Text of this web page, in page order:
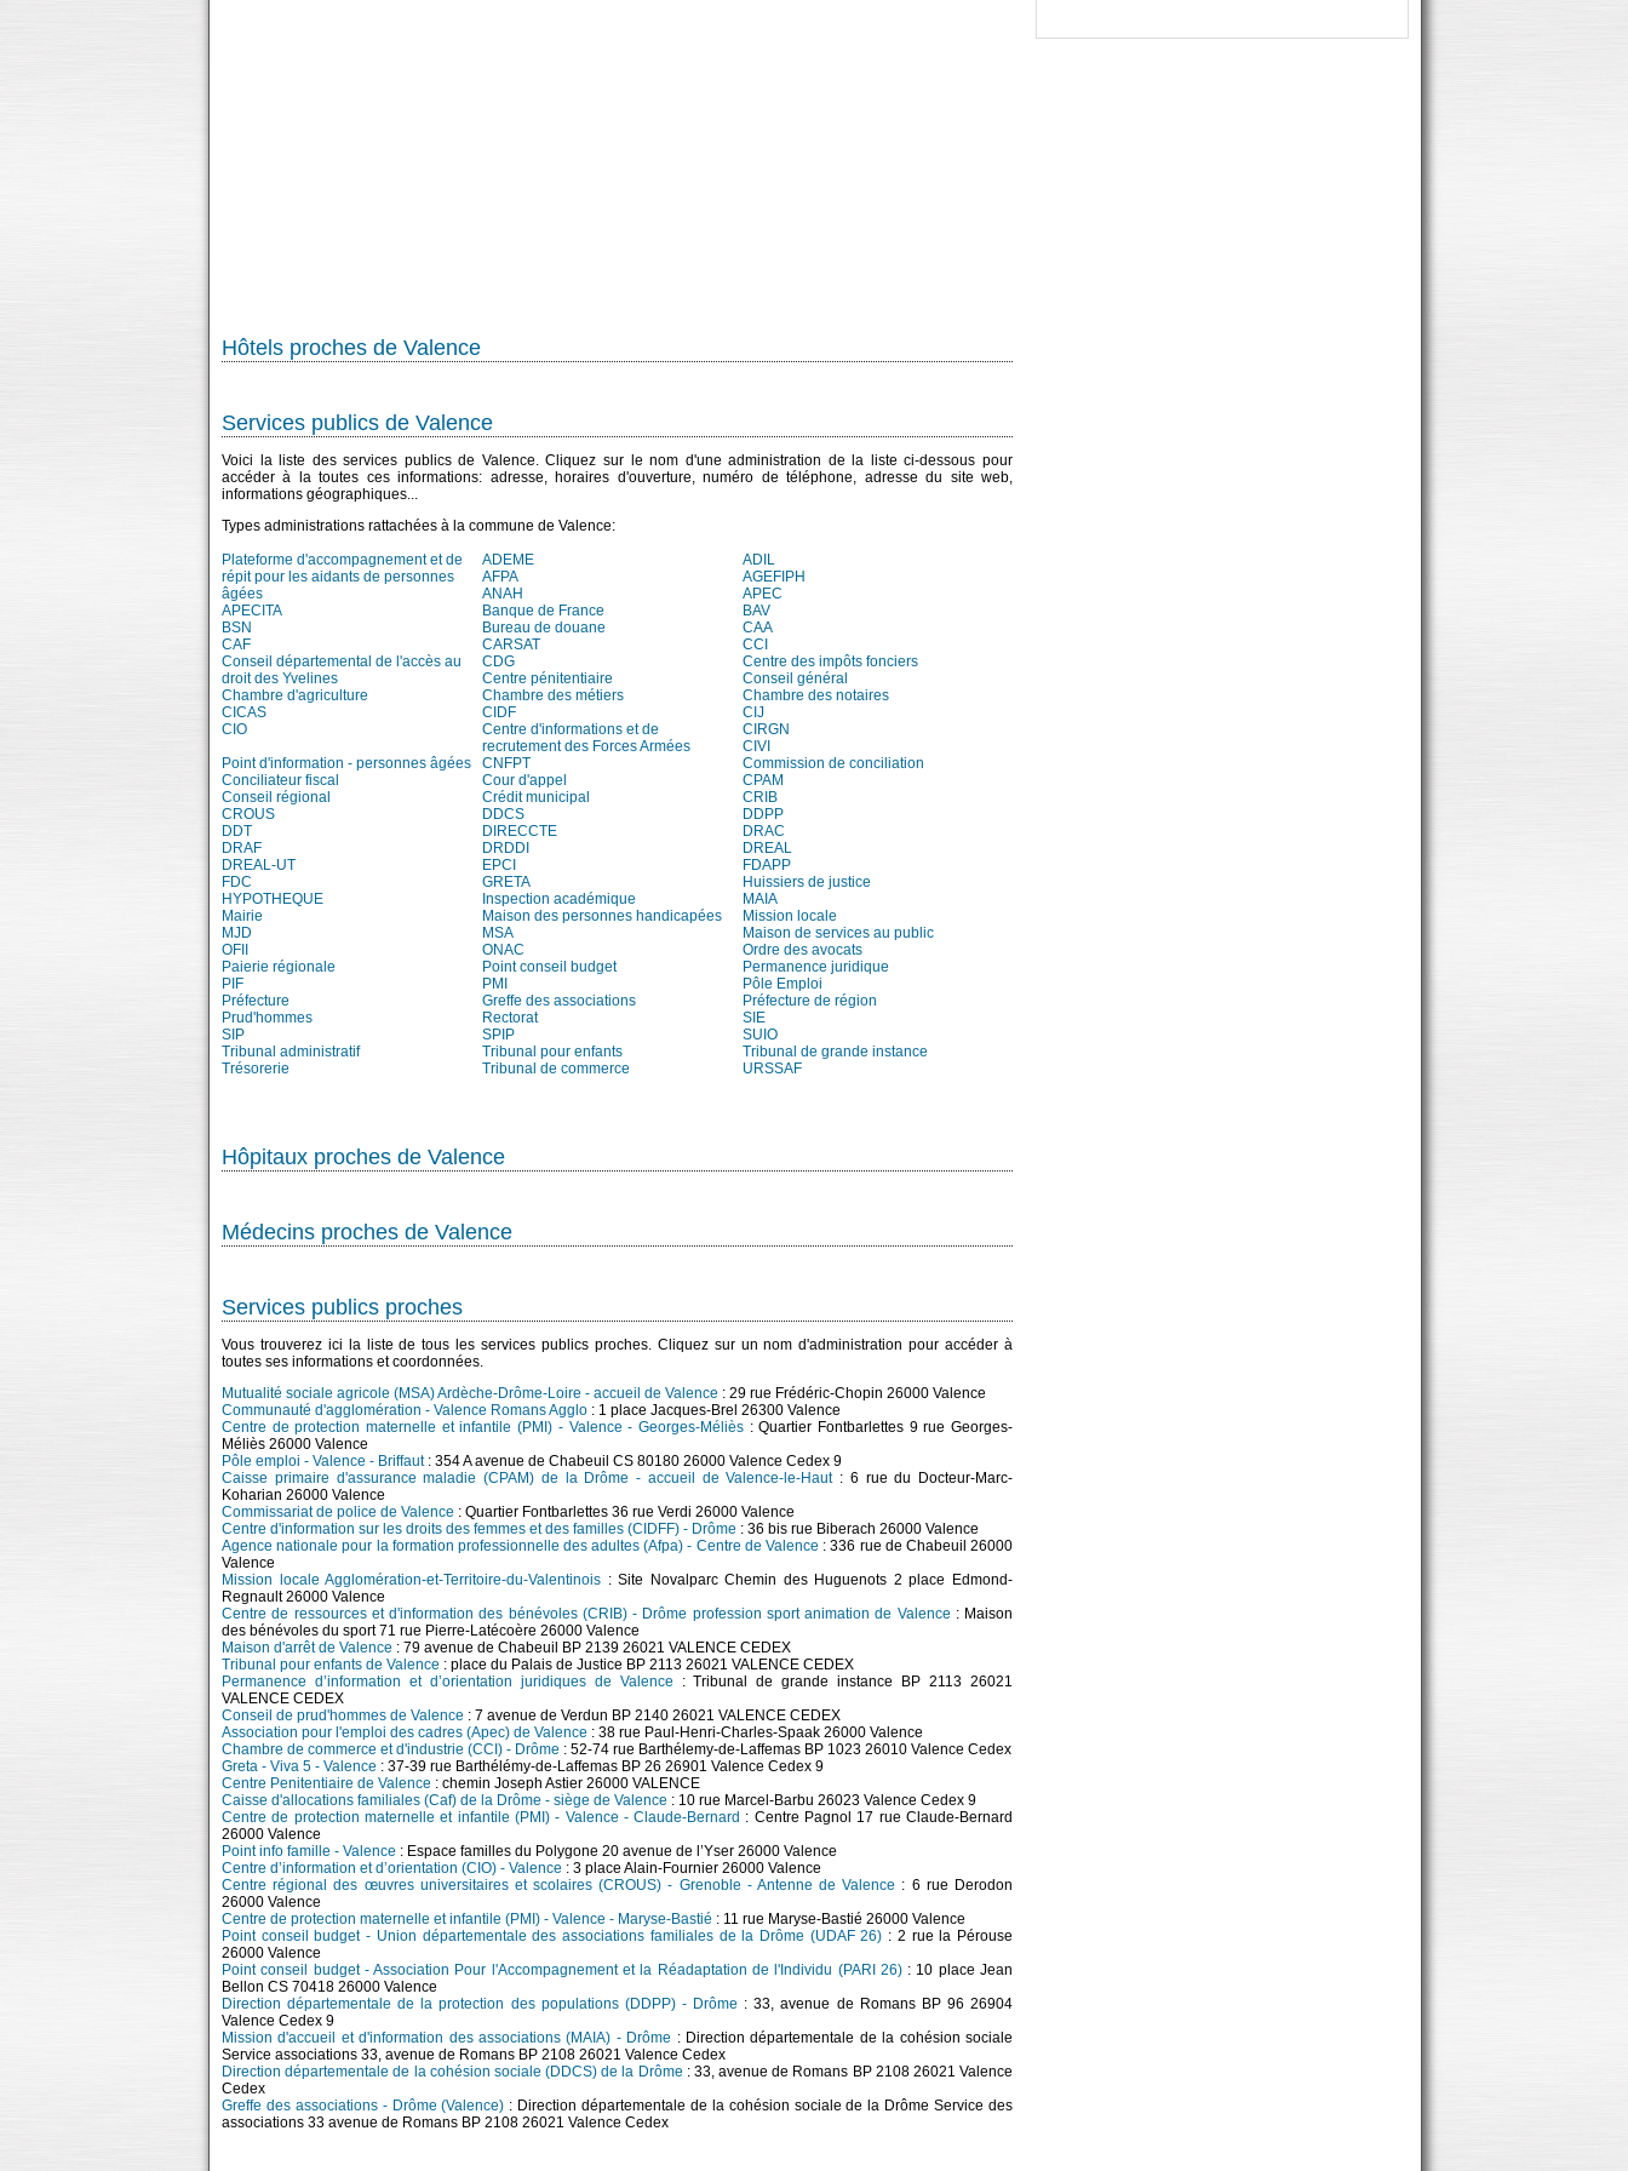
Hôtels proches de Valence
Services publics de Valence
Voici la liste des services publics de Valence. Cliquez sur le nom d'une administration de la liste ci-dessous pour
accéder à la toutes ces informations: adresse, horaires d'ouverture, numéro de téléphone, adresse du site web,
informations géographiques...
Types administrations rattachées à la commune de Valence:
Plateforme d'accompagnement et de
répit pour les aidants de personnes
âgées
ADEME
ADIL
AFPA
AGEFIPH
ANAH
APEC
APECITA
Banque de France
BAV
BSN
Bureau de douane
CAA
CAF
CARSAT
CCI
Conseil départemental de l'accès au
droit des Yvelines
CDG
Centre des impôts fonciers
Centre pénitentiaire
Conseil général
Chambre d'agriculture
Chambre des métiers
Chambre des notaires
CICAS
CIDF
CIJ
CIO
Centre d'informations et de
recrutement des Forces Armées
CIRGN
CIVI
Point d'information - personnes âgées
CNFPT
Commission de conciliation
Conciliateur fiscal
Cour d'appel
CPAM
Conseil régional
Crédit municipal
CRIB
CROUS
DDCS
DDPP
DDT
DIRECCTE
DRAC
DRAF
DRDDI
DREAL
DREAL-UT
EPCI
FDAPP
FDC
GRETA
Huissiers de justice
HYPOTHEQUE
Inspection académique
MAIA
Mairie
Maison des personnes handicapées
Mission locale
MJD
MSA
Maison de services au public
OFII
ONAC
Ordre des avocats
Paierie régionale
Point conseil budget
Permanence juridique
PIF
PMI
Pôle Emploi
Préfecture
Greffe des associations
Préfecture de région
Prud'hommes
Rectorat
SIE
SIP
SPIP
SUIO
Tribunal administratif
Tribunal pour enfants
Tribunal de grande instance
Trésorerie
Tribunal de commerce URSSAF
Hôpitaux proches de Valence
Médecins proches de Valence
Services publics proches
Vous trouverez ici la liste de tous les services publics proches. Cliquez sur un nom d'administration pour accéder à
toutes ses informations et coordonnées.
Mutualité sociale agricole (MSA) Ardèche-Drôme-Loire - accueil de Valence : 29 rue Frédéric-Chopin 26000 Valence
Communauté d'agglomération - Valence Romans Agglo : 1 place Jacques-Brel 26300 Valence
Centre de protection maternelle et infantile (PMI) - Valence - Georges-Méliès: Quartier Fontbarlettes 9 rue Georges-
Méliès 26000 Valence
Pôle emploi - Valence - Briffaut: 354 A avenue de Chabeuil CS 80180 26000 Valence Cedex 9
Caisse primaire d'assurance maladie (CPAM) de la Drôme - accueil de Valence-le-Haut: 6 rue du Docteur-Marc-
Koharian 26000 Valence
Commissariat de police de Valence : Quartier Fontbarlettes 36 rue Verdi 26000 Valence
Centre d'information sur les droits des femmes et des familles (CIDFF) - Drôme : 36 bis rue Biberach 26000 Valence
Agence nationale pour la formation professionnelle des adultes (Afpa) - Centre de Valence : 336 rue de Chabeuil 26000
Valence
Mission locale Agglomération-et-Territoire-du-Valentinois : Site Novalparc Chemin des Huguenots 2 place Edmond-
Regnault 26000 Valence
Centre de ressources et d'information des bénévoles (CRIB) - Drôme profession sport animation de Valence : Maison
des bénévoles du sport 71 rue Pierre-Latécoère 26000 Valence
Maison d'arrêt de Valence : 79 avenue de Chabeuil BP 2139 26021 VALENCE CEDEX
Tribunal pour enfants de Valence : place du Palais de Justice BP 2113 26021 VALENCE CEDEX
Permanence d’information et d’orientation juridiques de Valence : Tribunal de grande instance BP 2113 26021
VALENCE CEDEX
Conseil de prud'hommes de Valence : 7 avenue de Verdun BP 2140 26021 VALENCE CEDEX
Association pour l'emploi des cadres (Apec) de Valence : 38 rue Paul-Henri-Charles-Spaak 26000 Valence
Chambre de commerce et d'industrie (CCI) - Drôme : 52-74 rue Barthélemy-de-Laffemas BP 1023 26010 Valence Cedex
Greta - Viva 5 - Valence : 37-39 rue Barthélémy-de-Laffemas BP 26 26901 Valence Cedex 9
Centre Penitentiaire de Valence : chemin Joseph Astier 26000 VALENCE
Caisse d'allocations familiales (Caf) de la Drôme - siège de Valence : 10 rue Marcel-Barbu 26023 Valence Cedex 9
Centre de protection maternelle et infantile (PMI) - Valence - Claude-Bernard : Centre Pagnol 17 rue Claude-Bernard
26000 Valence
Point info famille - Valence : Espace familles du Polygone 20 avenue de l’Yser 26000 Valence
Centre d’information et d’orientation (CIO) - Valence : 3 place Alain-Fournier 26000 Valence
Centre régional des œuvres universitaires et scolaires (CROUS) - Grenoble - Antenne de Valence : 6 rue Derodon
26000 Valence
Centre de protection maternelle et infantile (PMI) - Valence - Maryse-Bastié : 11 rue Maryse-Bastié 26000 Valence
Point conseil budget - Union départementale des associations familiales de la Drôme (UDAF 26) : 2 rue la Pérouse
26000 Valence
Point conseil budget - Association Pour l'Accompagnement et la Réadaptation de l'Individu (PARI 26): 10 place Jean
Bellon CS 70418 26000 Valence
Direction départementale de la protection des populations (DDPP) - Drôme : 33, avenue de Romans BP 96 26904
Valence Cedex 9
Mission d'accueil et d'information des associations (MAIA) - Drôme : Direction départementale de la cohésion sociale
Service associations 33, avenue de Romans BP 2108 26021 Valence Cedex
Direction départementale de la cohésion sociale (DDCS) de la Drôme : 33, avenue de Romans BP 2108 26021 Valence
Cedex
Greffe des associations - Drôme (Valence) : Direction départementale de la cohésion sociale de la Drôme Service des
associations 33 avenue de Romans BP 2108 26021 Valence Cedex